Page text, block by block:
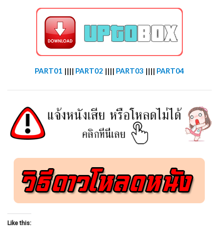
PART01 |||| PART02 |||| PART03 |||| PART04
Like this: